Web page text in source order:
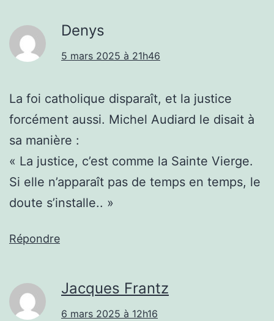
Denys
5 mars 2025 à 21h46
La foi catholique disparaît, et la justice
forcément aussi. Michel Audiard le disait à
sa manière :
« La justice, c’est comme la Sainte Vierge.
Si elle n’apparaît pas de temps en temps, le
doute s’installe.. »
Répondre
Jacques Frantz
6 mars 2025 à 12h16